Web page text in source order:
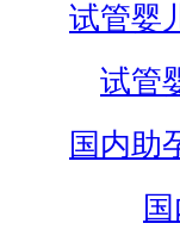
试管婴
试管
国内助